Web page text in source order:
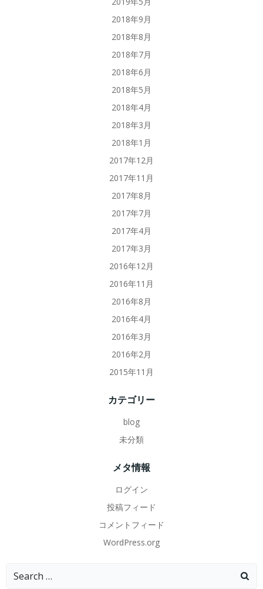
2018年9月
2018年8月
2018年7月
2018年6月
2018年5月
2018年4月
2018年3月
2018年1月
2017年12月
2017年11月
2017年8月
2017年7月
2017年4月
2017年3月
2016年12月
2016年11月
2016年8月
2016年4月
2016年3月
2016年2月
2015年11月
カテゴリー
blog
未分類
メタ情報
ログイン
投稿フィード
コメントフィード
WordPress.org
Search